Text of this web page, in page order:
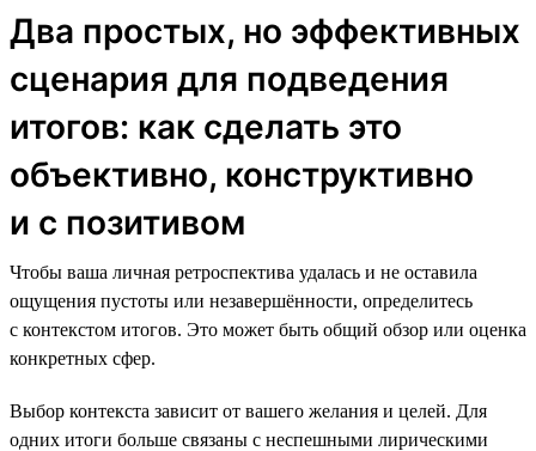
Два простых, но эффективных
сценария для подведения
итогов: как сделать это
объективно, конструктивно
и с позитивом
Чтобы ваша личная ретроспектива удалась и не оставила
ощущения пустоты или незавершённости, определитесь
с контекстом итогов. Это может быть общий обзор или оценка
конкретных сфер.
Выбор контекста зависит от вашего желания и целей. Для
одних итоги больше связаны с неспешными лирическими